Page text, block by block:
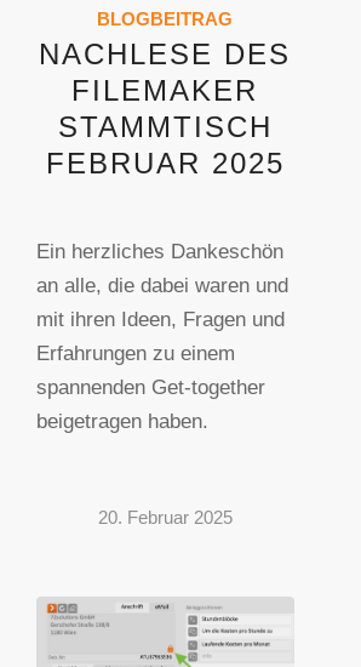
BLOGBEITRAG
NACHLESE DES
FILEMAKER
STAMMTISCH
FEBRUAR 2025
Ein herzliches Dankeschön
an alle, die dabei waren und
mit ihren Ideen, Fragen und
Erfahrungen zu einem
spannenden Get-together
beigetragen haben.
20. Februar 2025